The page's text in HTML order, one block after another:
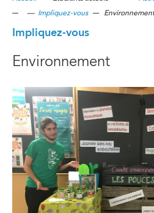
— Impliquez-vous Environnement
Impliquez-vous
Environnement